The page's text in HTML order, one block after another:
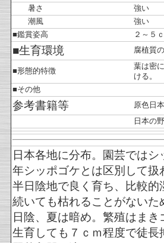
暑さ
強い
潮風
強い
■鑑賞姿高
２～５
■生育環境 腐植質
■形態的特徴
葉は密
ける。
■その他
参考書籍等
原色日
日本の
日本各地に分布。園芸では
年シッポゴケとは区別して扱
半日陰地で良く育ち、比較
続いても枯れることがない
日陰、夏は暗め。繁殖はまき
生育しても７ｃｍ程度で徒